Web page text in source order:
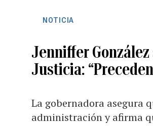
NOTICIA
Jenniffer
Justicia:
La gobernadora asegura
administración y afirma